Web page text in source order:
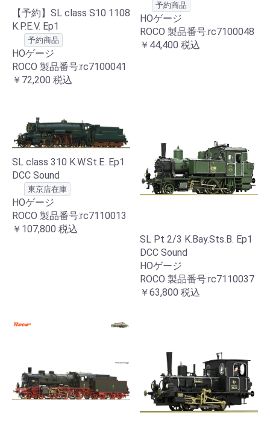
【予約】SL class S10 1108
K.P.E.V. Ep1
予約商品
HOゲージ
ROCO 製品番号:rc7100041
￥72,200 税込
予約商品
HOゲージ
ROCO 製品番号:rc7100048
￥44,400 税込
SL class 310 K.W.St.E. Ep1
DCC Sound
東京店在庫
HOゲージ
ROCO 製品番号:rc7110013
￥107,800 税込
SL Pt 2/3 K.Bay.Sts.B. Ep1
DCC Sound
HOゲージ
ROCO 製品番号:rc7110037
￥63,800 税込